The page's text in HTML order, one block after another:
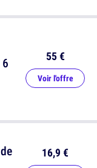
55 €
Voir l'offre
16,9 €